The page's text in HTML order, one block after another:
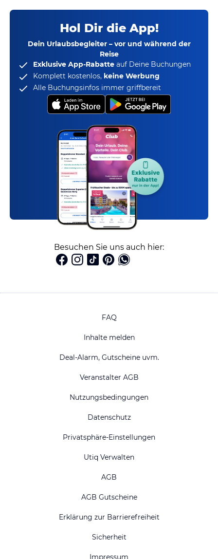
Hol Dir die App!
Dein Urlaubsbegleiter – vor und während der
Reise
Exklusive App-Rabatte auf Deine Buchungen
Komplett kostenlos, keine Werbung
Alle Buchungsinfos immer griffbereit
Besuchen Sie uns auch hier:
FAQ
Inhalte melden
Deal-Alarm, Gutscheine uvm.
Veranstalter AGB
Nutzungsbedingungen
Datenschutz
Privatsphäre-Einstellungen
Utiq Verwalten
AGB
AGB Gutscheine
Erklärung zur Barrierefreiheit
Sicherheit
Impressum